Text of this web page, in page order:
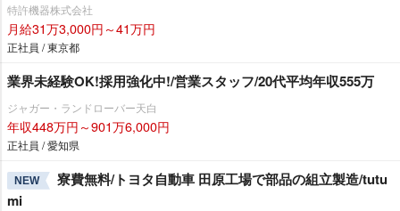
特許機器株式会社
月給31万3,000円～41万円
正社員 / 東京都
業界未経験OK!採用強化中!/営業スタッフ/20代平均年収555万
ジャガー・ランドローバー天白
年収448万円～901万6,000円
正社員 / 愛知県
NEW
寮費無料/トヨタ自動車 田原工場で部品の組立製造/tutu
mi